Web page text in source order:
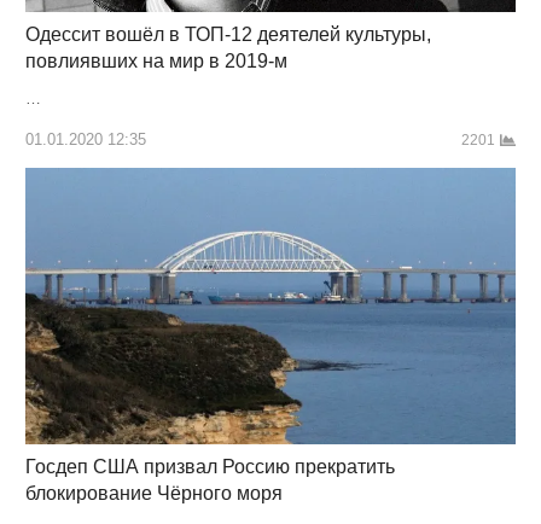
Одессит вошёл в ТОП-12 деятелей культуры,
повлиявших на мир в 2019-м
…
01.01.2020 12:35 2201
Госдеп CША призвал Россию прекратить
блокирование Чёрного моря